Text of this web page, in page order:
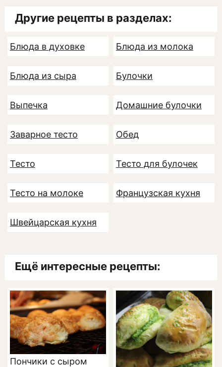
Другие рецепты в разделах:
Блюда в духовке Блюда из молока
Блюда из сыра Булочки
Выпечка Домашние булочки
Заварное тесто Обед
Тесто Тесто для булочек
Тесто на молоке Французская кухня
Швейцарская кухня
Ещё интересные рецепты:
Пончики с сыром